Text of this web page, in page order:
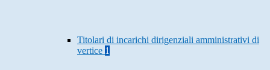
Titolari di incarichi dirigenziali amministrativi di
vertice 1